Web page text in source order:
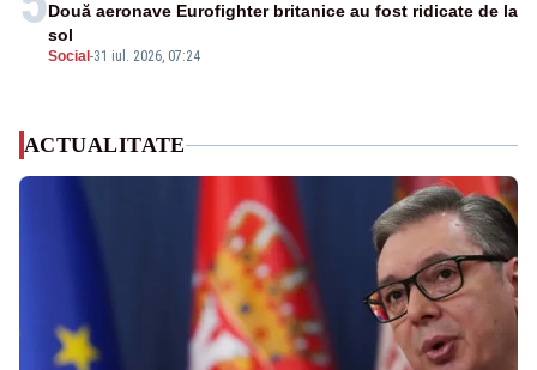
Social -31 iul. 2026, 07:24
Două aeronave Eurofighter britanice au fost ridicate de la
sol
ACTUALITATE